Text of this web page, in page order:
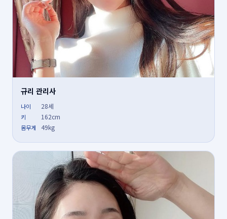
규리 관리사
나이 28세
키 162cm
몸무게 49kg